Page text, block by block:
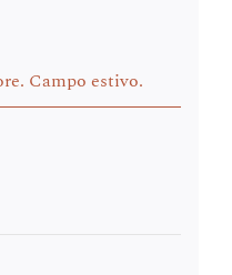
Campo estivo.